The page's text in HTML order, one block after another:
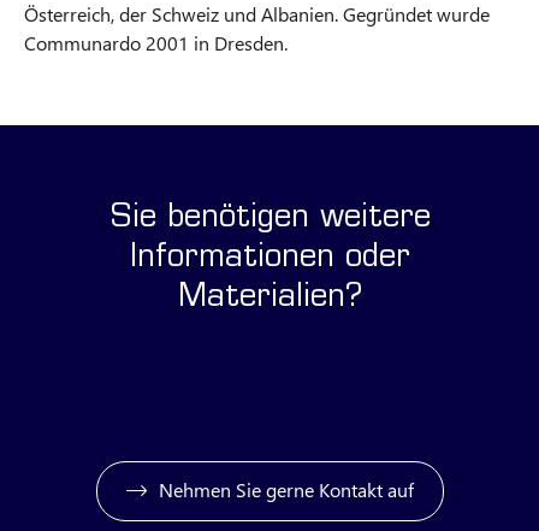
Österreich, der Schweiz und Albanien. Gegründet wurde
Communardo 2001 in Dresden.
Sie benötigen weitere
Informationen oder
Materialien?
Nehmen Sie gerne Kontakt auf